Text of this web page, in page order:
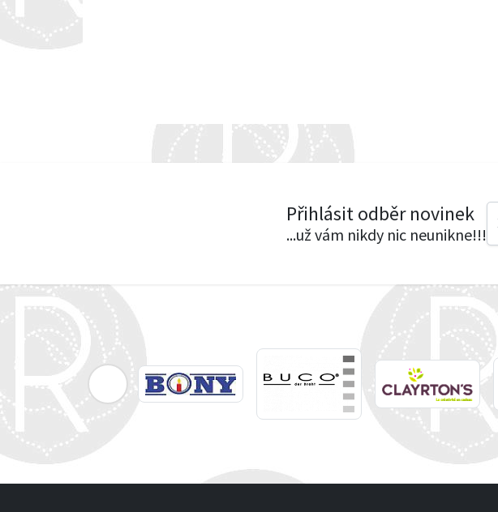
Přihlásit odběr novinek
...už vám nikdy nic neunikne!!!